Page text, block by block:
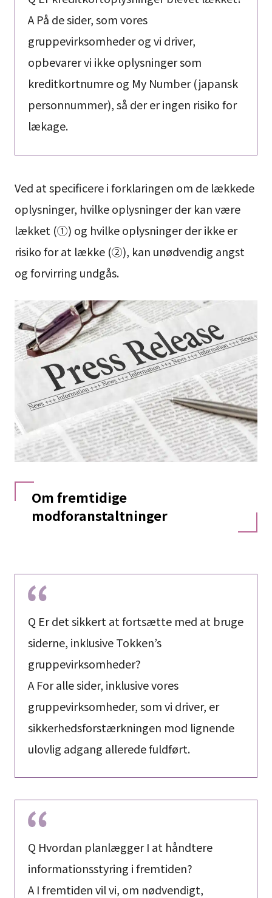
A På de sider, som vores
gruppevirksomheder og vi driver,
opbevarer vi ikke oplysninger som
kreditkortnumre og My Number (japansk
personnummer), så der er ingen risiko for
lækage.
Ved at specificere i forklaringen om de lækkede
oplysninger, hvilke oplysninger der kan være
lækket (①) og hvilke oplysninger der ikke er
risiko for at lække (②), kan unødvendig angst
og forvirring undgås.
Om fremtidige
modforanstaltninger
Q Er det sikkert at fortsætte med at bruge
siderne, inklusive Tokken’s
gruppevirksomheder?
A For alle sider, inklusive vores
gruppevirksomheder, som vi driver, er
sikkerhedsforstærkningen mod lignende
ulovlig adgang allerede fuldført.
Q Hvordan planlægger I at håndtere
informationsstyring i fremtiden?
A I fremtiden vil vi, om nødvendigt,